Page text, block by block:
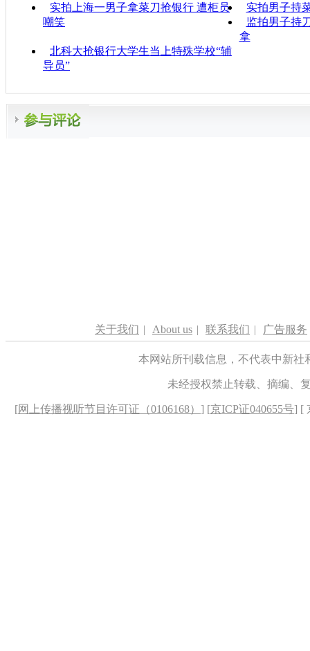
实拍上海一男子拿菜刀抢银行 遭柜员
嘲笑
实拍男子持
监拍男子持
拿
北科大抢银行大学生当上特殊学校“辅
导员”
关于我们 | About us | 联系我们 | 广告服务
本网站所刊载信息，不代表中新
未经授权禁止转载、摘编、
[网上传播视听节目许可证（0106168） ] [京ICP证040655号] [